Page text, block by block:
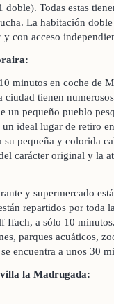
doble). Todas estas
La habitación
y con acceso
minutos en coche de
tienen
un pequeño pueblo
ideal lugar de retiro
su pequeña y colorida
carácter original y la
y supermercado
repartidos por toda
Ifach, a sólo 10
parques acuáticos,
encuentra a unos 30
la Madrugada: